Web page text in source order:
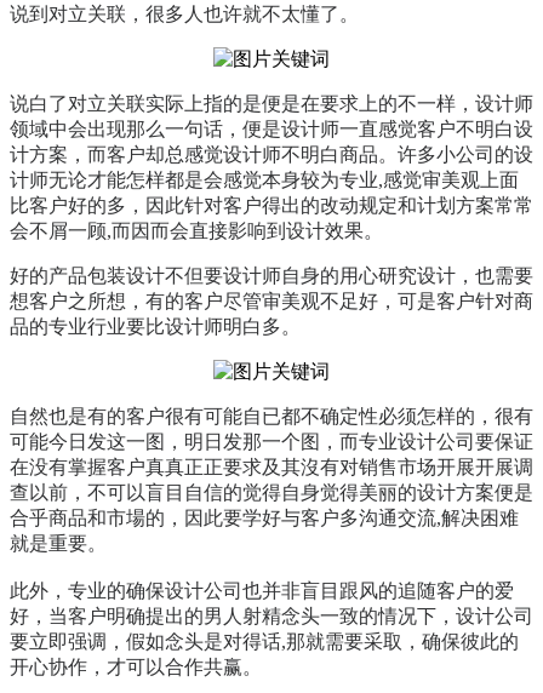
说到对立关联，很多人也许就不太懂了。
说白了对立关联实际上指的是便是在要求上的不一样，设计师
领域中会出现那么一句话，便是设计师一直感觉客户不明白设
计方案，而客户却总感觉设计师不明白商品。许多小公司的设
计师无论才能怎样都是会感觉本身较为专业,感觉审美观上面
比客户好的多，因此针对客户得出的改动规定和计划方案常常
会不屑一顾,而因而会直接影响到设计效果。
好的产品包装设计不但要设计师自身的用心研究设计，也需要
想客户之所想，有的客户尽管审美观不足好，可是客户针对商
品的专业行业要比设计师明白多。
自然也是有的客户很有可能自已都不确定性必须怎样的，很有
可能今日发这一图，明日发那一个图，而专业设计公司要保证
在没有掌握客户真真正正要求及其沒有对销售市场开展开展调
查以前，不可以盲目自信的觉得自身觉得美丽的设计方案便是
合乎商品和市場的，因此要学好与客户多沟通交流,解决困难
就是重要。
此外，专业的确保设计公司也并非盲目跟风的追随客户的爱
好，当客户明确提出的男人射精念头一致的情况下，设计公司
要立即强调，假如念头是对得话,那就需要采取，确保彼此的
开心协作，才可以合作共赢。